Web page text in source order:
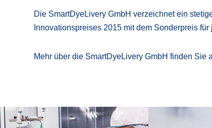
Die SmartDyeLivery GmbH verzeichnet ein
Innovationspreises 2015 mit dem Sonderpreis
Mehr über die SmartDyeLivery GmbH finden Sie